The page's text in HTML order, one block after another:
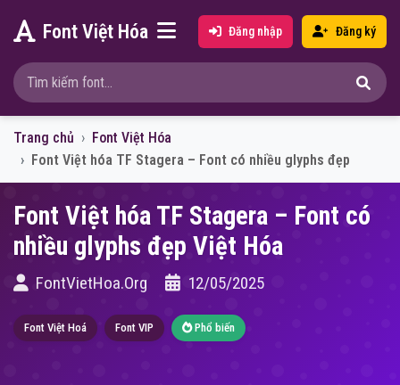
Font Việt Hóa Đăng nhập Đăng ký
Trang chủ
Font Việt Hóa
Font Việt hóa TF Stagera – Font có nhiều glyphs đẹp
Font Việt hóa TF Stagera – Font có
nhiều glyphs đẹp Việt Hóa
FontVietHoa.Org 12/05/2025
Font Việt Hoá Font VIP Phổ biến